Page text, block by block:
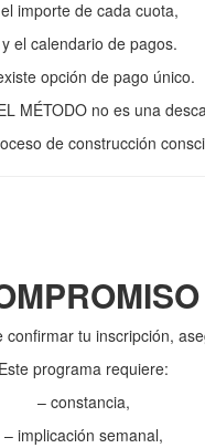
importe de cada cuota,
el calendario de pagos.
opción de pago único.
MÉTODO no es una
de construcción
confirmar tu inscripción,
Este programa requiere:
– constancia,
– implicación semanal,